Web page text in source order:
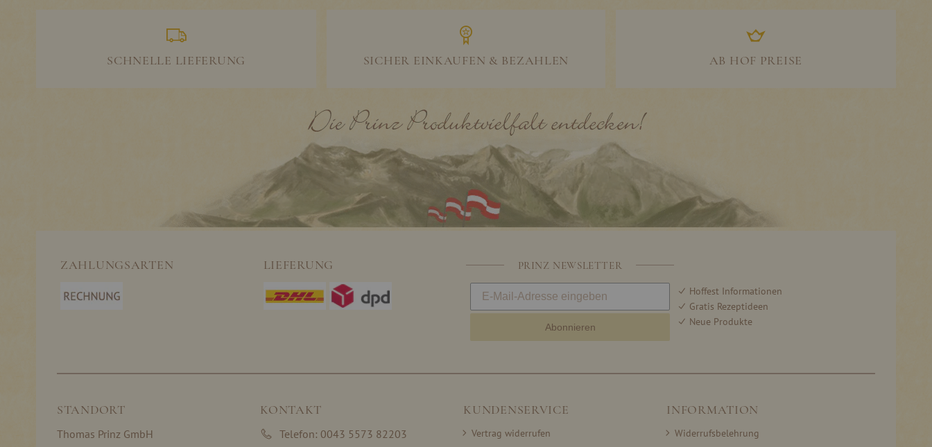
SCHNELLE LIEFERUNG SICHER EINKAUFEN & BEZAHLEN AB HOF PREISE
ZAHLUNGSARTEN LIEFERUNG PRINZ NEWSLETTER
Abonnieren
Hoffest Informationen
Gratis Rezeptideen
Neue Produkte
STANDORT
Thomas Prinz GmbH
KONTAKT
Telefon: 0043 5573 82203
KUNDENSERVICE
Vertrag widerrufen
INFORMATION
Widerrufsbelehrung